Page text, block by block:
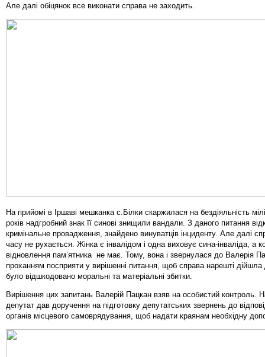
Але далі обіцянок все виконати справа не заходить.
На прийомі в Іршаві мешканка с.Білки скаржилася на бездіяльність
років надгробний знак її синові знищили вандали. З даного питання
кримінальне провадження, знайдено винуватців інциденту. Але далі
часу не рухається. Жінка є інвалідом і одна виховує сина-інваліда, а
відновлення пам’ятника не має. Тому, вона і звернулася до Валерія
проханням посприяти у вирішенні питання, щоб справа нарешті дійшла
було відшкодовано моральні та матеріальні збитки.
Вирішення цих запитань Валерій Пацкан взяв на особистий контроль. Н
депутат дав доручення на підготовку депутатських звернень до
органів місцевого самоврядування, щоб надати краянам необхідну